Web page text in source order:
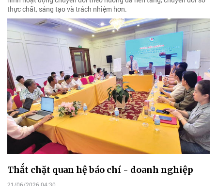
thực chất, sáng tạo và trách nhiệm hơn.
Thắt chặt quan hệ báo chí - doanh nghiệp